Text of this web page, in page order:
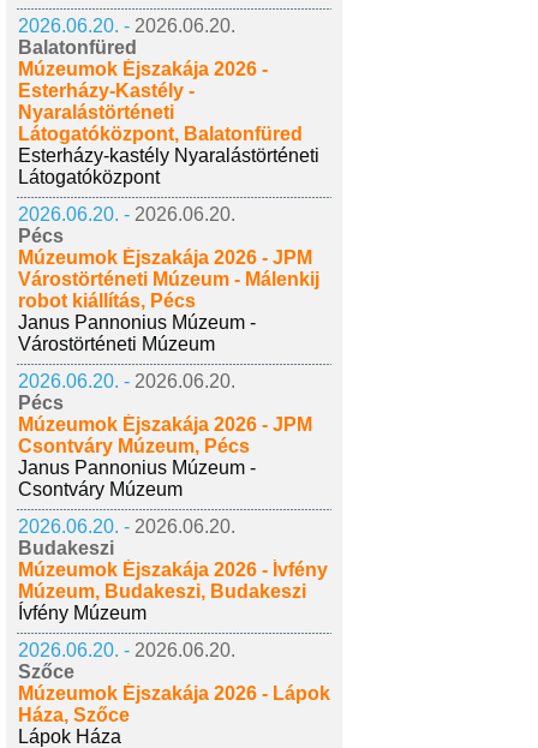
2026.06.20. - 2026.06.20.
Balatonfüred
Múzeumok Éjszakája 2026 -
Esterházy-Kastély -
Nyaralástörténeti
Látogatóközpont, Balatonfüred
Esterházy-kastély Nyaralástörténeti
Látogatóközpont
2026.06.20. - 2026.06.20.
Pécs
Múzeumok Éjszakája 2026 - JPM
Várostörténeti Múzeum - Málenkij
robot kiállítás, Pécs
Janus Pannonius Múzeum -
Várostörténeti Múzeum
2026.06.20. - 2026.06.20.
Pécs
Múzeumok Éjszakája 2026 - JPM
Csontváry Múzeum, Pécs
Janus Pannonius Múzeum -
Csontváry Múzeum
2026.06.20. - 2026.06.20.
Budakeszi
Múzeumok Éjszakája 2026 - Ívfény
Múzeum, Budakeszi, Budakeszi
Ívfény Múzeum
2026.06.20. - 2026.06.20.
Szőce
Múzeumok Éjszakája 2026 - Lápok
Háza, Szőce
Lápok Háza